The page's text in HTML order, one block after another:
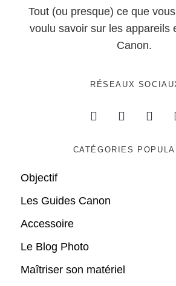
Tout (ou presque) ce que
voulu savoir sur les appareils
Canon.
RÉSEAUX
CATÉGORIES
Objectif
Les Guides Canon
Accessoire
Le Blog Photo
Maîtriser son matériel